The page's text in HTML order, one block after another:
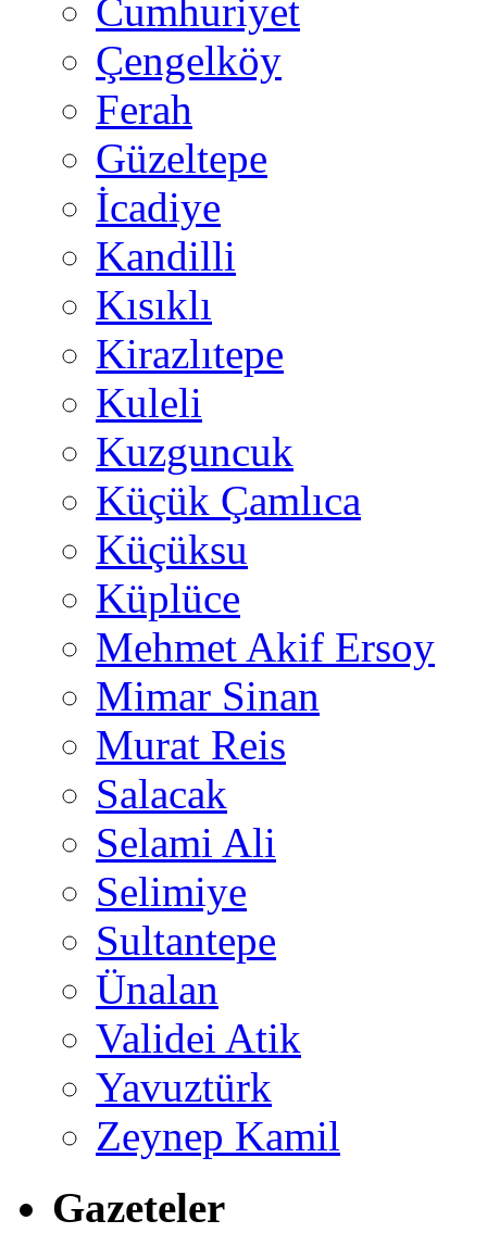
Cumhuriyet
Çengelköy
Ferah
Güzeltepe
İcadiye
Kandilli
Kısıklı
Kirazlıtepe
Kuleli
Kuzguncuk
Küçük Çamlıca
Küçüksu
Küplüce
Mehmet Akif Ersoy
Mimar Sinan
Murat Reis
Salacak
Selami Ali
Selimiye
Sultantepe
Ünalan
Validei Atik
Yavuztürk
Zeynep Kamil
Gazeteler